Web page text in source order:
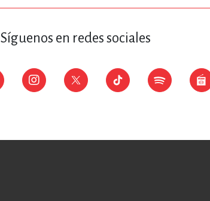
Síguenos en redes sociales